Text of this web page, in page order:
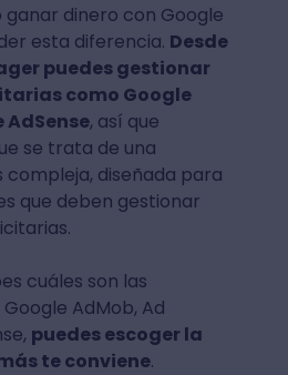
dinero con Google
esta diferencia. Desde
puedes gestionar
como Google
AdSense, así que
se trata de una
diseñada para
que deben gestionar
cuáles son las
AdMob, Ad
puedes escoger la
te conviene.